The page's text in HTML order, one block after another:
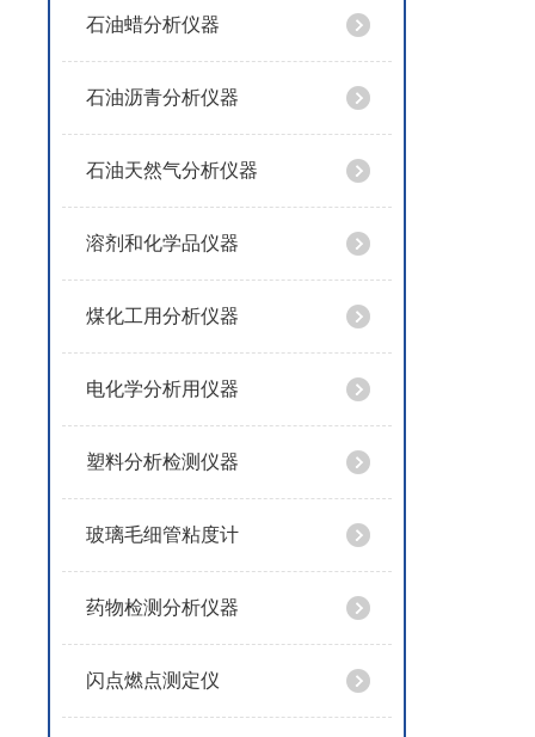
石油蜡分析仪器
石油沥青分析仪器
石油天然气分析仪器
溶剂和化学品仪器
煤化工用分析仪器
电化学分析用仪器
塑料分析检测仪器
玻璃毛细管粘度计
药物检测分析仪器
闪点燃点测定仪